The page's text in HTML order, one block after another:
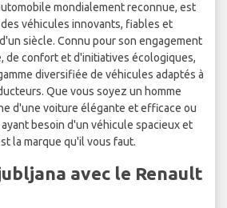
mondialement reconnue, est
véhicules innovants, fiables et
siècle. Connu pour son engagement
de confort et d'initiatives écologiques,
diversifiée de véhicules adaptés à
Que vous soyez un homme
d'une voiture élégante et efficace ou
besoin d'un véhicule spacieux et
la marque qu'il vous faut.
avec le Renault